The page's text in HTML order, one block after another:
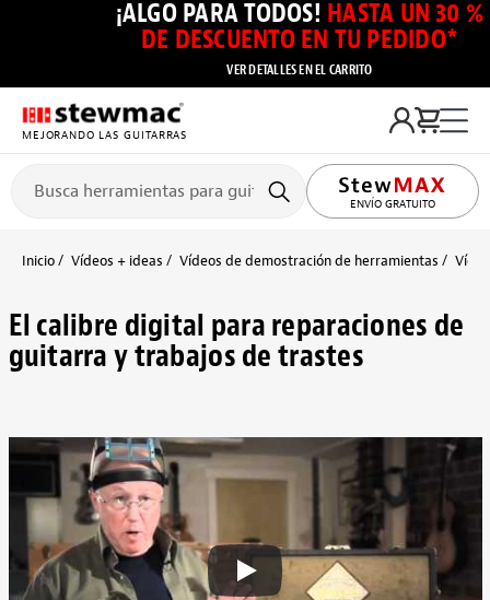
¡ALGO PARA TODOS! HASTA UN 30 %
DE DESCUENTO EN TU PEDIDO*
VER DETALLES EN EL CARRITO
MEJORANDO LAS GUITARRAS
ENVÍO GRATUITO
Inicio Vídeos + ideas Vídeos de demostración de herramientas
El calibre digital para reparaciones de
guitarra y trabajos de trastes